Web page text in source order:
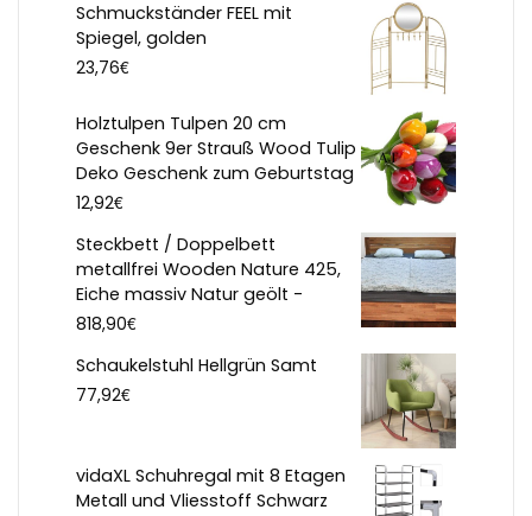
Schmuckständer FEEL mit
Spiegel, golden
23,76€
Holztulpen Tulpen 20 cm
Geschenk 9er Strauß Wood Tulip
Deko Geschenk zum Geburtstag
12,92€
Steckbett / Doppelbett
metallfrei Wooden Nature 425,
Eiche massiv Natur geölt -
818,90€
Schaukelstuhl Hellgrün Samt
77,92€
vidaXL Schuhregal mit 8 Etagen
Metall und Vliesstoff Schwarz